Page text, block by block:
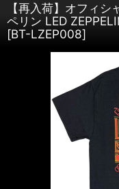
【再入荷】オフィ
ペリン LED
[BT-LZEP008]